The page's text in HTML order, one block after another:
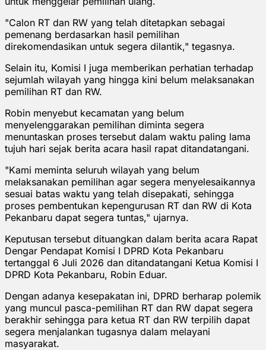
"Calon RT dan RW yang telah ditetapkan sebagai
pemenang berdasarkan hasil pemilihan
direkomendasikan untuk segera dilantik," tegasnya.
Selain itu, Komisi I juga memberikan perhatian terhadap
sejumlah wilayah yang hingga kini belum melaksanakan
pemilihan RT dan RW.
Robin menyebut kecamatan yang belum
menyelenggarakan pemilihan diminta segera
menuntaskan proses tersebut dalam waktu paling lama
tujuh hari sejak berita acara hasil rapat ditandatangani.
"Kami meminta seluruh wilayah yang belum
melaksanakan pemilihan agar segera menyelesaikannya
sesuai batas waktu yang telah disepakati, sehingga
proses pembentukan kepengurusan RT dan RW di Kota
Pekanbaru dapat segera tuntas," ujarnya.
Keputusan tersebut dituangkan dalam berita acara Rapat
Dengar Pendapat Komisi I DPRD Kota Pekanbaru
tertanggal 6 Juli 2026 dan ditandatangani Ketua Komisi I
DPRD Kota Pekanbaru, Robin Eduar.
Dengan adanya kesepakatan ini, DPRD berharap polemik
yang muncul pasca-pemilihan RT dan RW dapat segera
berakhir sehingga para ketua RT dan RW terpilih dapat
segera menjalankan tugasnya dalam melayani
masyarakat.